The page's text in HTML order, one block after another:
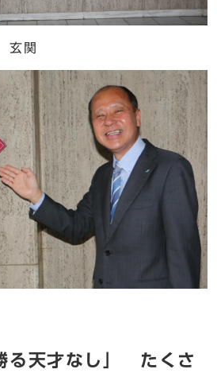
玄関
る天才なし」 たくさ